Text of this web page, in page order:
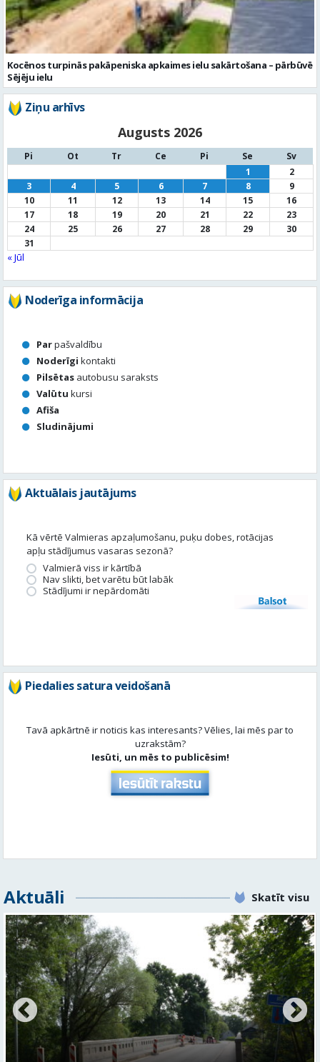
Kocēnos turpinās pakāpeniska apkaimes ielu sakārtošana – pārbūvē
Sējēju ielu
Ziņu arhīvs
Augusts 2026
Pi Ot Tr Ce Pi Se
Sv
1
2
3
4 5 6 7 8
9
10
11 12 13 14 15
16
17
18 19 20 21 22
23
24
25 26 27 28 29
30
31
« Jūl
Noderīga informācija
Parpašvaldību
Noderīgi kontakti
Pilsētas autobusu saraksts
Valūtu kursi
Afiša
Sludinājumi
Aktuālais jautājums
Kā vērtē Valmieras apzaļumošanu, puķu dobes, rotācijas
apļu stādījumus vasaras sezonā?
Valmierā viss ir kārtībā
Nav slikti, bet varētu būt labāk
Stādījumi ir nepārdomāti
Balsot
Piedalies satura veidošanā
Tavā apkārtnē ir noticis kas interesants? Vēlies, lai mēs par to
uzrakstām?
Iesūti, un mēs to publicēsim!
Aktuāli Skatīt visu